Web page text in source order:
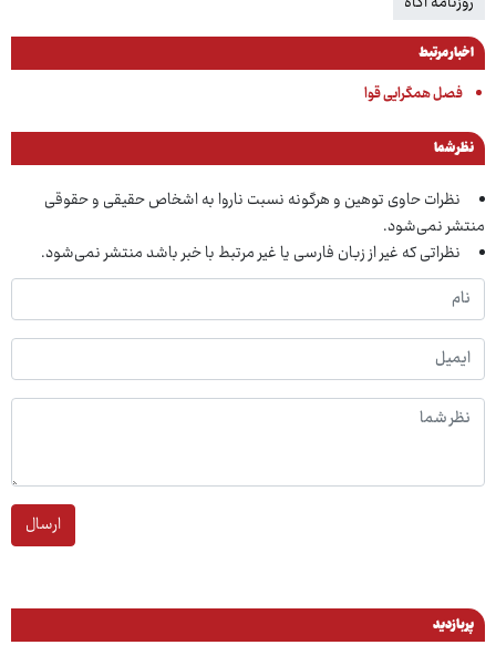
اخبار مرتبط
فصل همگرایی قوا
نظر شما
نظرات حاوی توهین و هرگونه نسبت ناروا به اشخاص حقیقی و حقوقی
منتشر نمی‌شود.
نظراتی که غیر از زبان فارسی یا غیر مرتبط با خبر باشد منتشر نمی‌شود.
ارسال
پربازدید